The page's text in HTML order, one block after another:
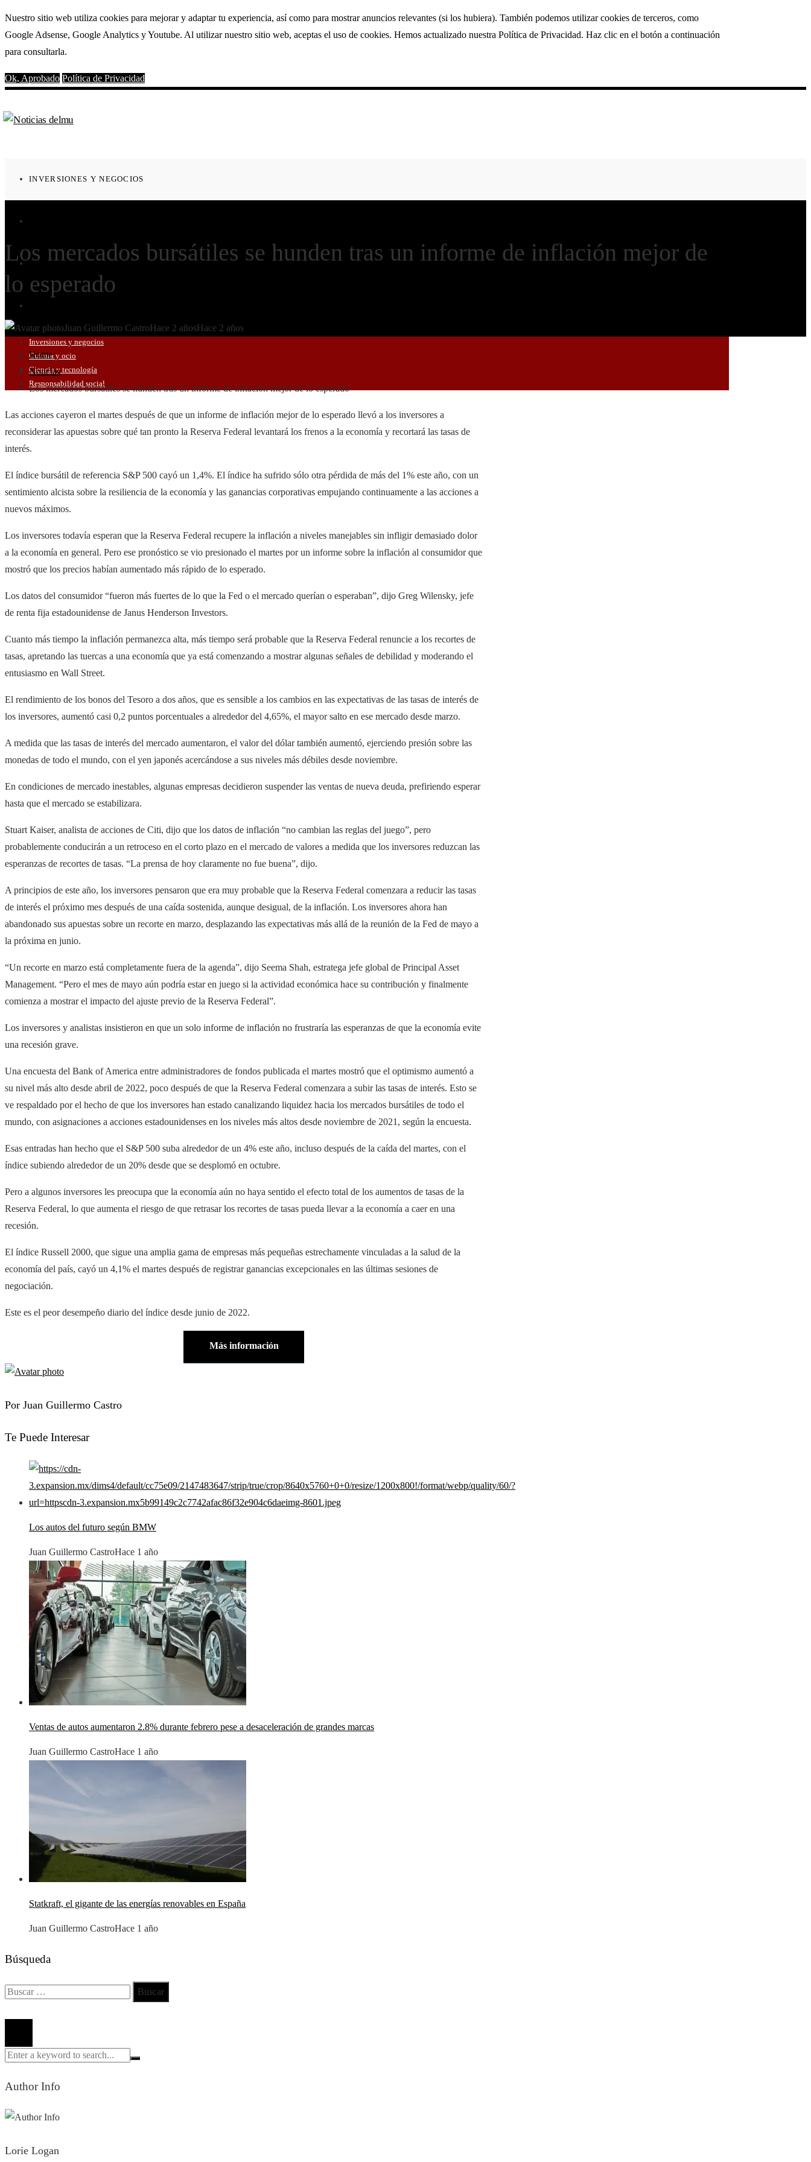
Nuestro sitio web utiliza cookies para mejorar y adaptar tu experiencia, así como para mostrar anuncios relevantes (si los hubiera). También podemos utilizar cookies de terceros, como
Google Adsense, Google Analytics y Youtube. Al utilizar nuestro sitio web, aceptas el uso de cookies. Hemos actualizado nuestra Política de Privacidad. Haz clic en el botón a continuación
para consultarla.
Ok, Aprobado Política de Privacidad
INVERSIONES Y NEGOCIOS
CIENCIA Y TECNOLOGÍA
Inversiones y negocios
Cultura y ocio
Ciencia y tecnología
Responsabilidad social
Los mercados bursátiles se hunden tras un informe de inflación mejor de
lo esperado
Juan Guillermo CastroHace 2 añosHace 2 años
Home
Noticias
Los mercados bursátiles se hunden tras un informe de inflación mejor de lo esperado
Las acciones cayeron el martes después de que un informe de inflación mejor de lo esperado llevó a los inversores a
reconsiderar las apuestas sobre qué tan pronto la Reserva Federal levantará los frenos a la economía y recortará las tasas de
interés.
El índice bursátil de referencia S&P 500 cayó un 1,4%. El índice ha sufrido sólo otra pérdida de más del 1% este año, con un
sentimiento alcista sobre la resiliencia de la economía y las ganancias corporativas empujando continuamente a las acciones a
nuevos máximos.
Los inversores todavía esperan que la Reserva Federal recupere la inflación a niveles manejables sin infligir demasiado dolor
a la economía en general. Pero ese pronóstico se vio presionado el martes por un informe sobre la inflación al consumidor que
mostró que los precios habían aumentado más rápido de lo esperado.
Los datos del consumidor “fueron más fuertes de lo que la Fed o el mercado querían o esperaban”, dijo Greg Wilensky, jefe
de renta fija estadounidense de Janus Henderson Investors.
Cuanto más tiempo la inflación permanezca alta, más tiempo será probable que la Reserva Federal renuncie a los recortes de
tasas, apretando las tuercas a una economía que ya está comenzando a mostrar algunas señales de debilidad y moderando el
entusiasmo en Wall Street.
El rendimiento de los bonos del Tesoro a dos años, que es sensible a los cambios en las expectativas de las tasas de interés de
los inversores, aumentó casi 0,2 puntos porcentuales a alrededor del 4,65%, el mayor salto en ese mercado desde marzo.
A medida que las tasas de interés del mercado aumentaron, el valor del dólar también aumentó, ejerciendo presión sobre las
monedas de todo el mundo, con el yen japonés acercándose a sus niveles más débiles desde noviembre.
En condiciones de mercado inestables, algunas empresas decidieron suspender las ventas de nueva deuda, prefiriendo esperar
hasta que el mercado se estabilizara.
Stuart Kaiser, analista de acciones de Citi, dijo que los datos de inflación “no cambian las reglas del juego”, pero
probablemente conducirán a un retroceso en el corto plazo en el mercado de valores a medida que los inversores reduzcan las
esperanzas de recortes de tasas. “La prensa de hoy claramente no fue buena”, dijo.
A principios de este año, los inversores pensaron que era muy probable que la Reserva Federal comenzara a reducir las tasas
de interés el próximo mes después de una caída sostenida, aunque desigual, de la inflación. Los inversores ahora han
abandonado sus apuestas sobre un recorte en marzo, desplazando las expectativas más allá de la reunión de la Fed de mayo a
la próxima en junio.
“Un recorte en marzo está completamente fuera de la agenda”, dijo Seema Shah, estratega jefe global de Principal Asset
Management. “Pero el mes de mayo aún podría estar en juego si la actividad económica hace su contribución y finalmente
comienza a mostrar el impacto del ajuste previo de la Reserva Federal”.
Los inversores y analistas insistieron en que un solo informe de inflación no frustraría las esperanzas de que la economía evite
una recesión grave.
Una encuesta del Bank of America entre administradores de fondos publicada el martes mostró que el optimismo aumentó a
su nivel más alto desde abril de 2022, poco después de que la Reserva Federal comenzara a subir las tasas de interés. Esto se
ve respaldado por el hecho de que los inversores han estado canalizando liquidez hacia los mercados bursátiles de todo el
mundo, con asignaciones a acciones estadounidenses en los niveles más altos desde noviembre de 2021, según la encuesta.
Esas entradas han hecho que el S&P 500 suba alrededor de un 4% este año, incluso después de la caída del martes, con el
índice subiendo alrededor de un 20% desde que se desplomó en octubre.
Pero a algunos inversores les preocupa que la economía aún no haya sentido el efecto total de los aumentos de tasas de la
Reserva Federal, lo que aumenta el riesgo de que retrasar los recortes de tasas pueda llevar a la economía a caer en una
recesión.
El índice Russell 2000, que sigue una amplia gama de empresas más pequeñas estrechamente vinculadas a la salud de la
economía del país, cayó un 4,1% el martes después de registrar ganancias excepcionales en las últimas sesiones de
negociación.
Este es el peor desempeño diario del índice desde junio de 2022.
Más información
Por Juan Guillermo Castro
Te Puede Interesar
Los autos del futuro según BMW
Juan Guillermo CastroHace 1 año
Ventas de autos aumentaron 2.8% durante febrero pese a desaceleración de grandes marcas
Juan Guillermo CastroHace 1 año
Statkraft, el gigante de las energías renovables en España
Juan Guillermo CastroHace 1 año
Búsqueda
Buscar:
Author Info
Lorie Logan